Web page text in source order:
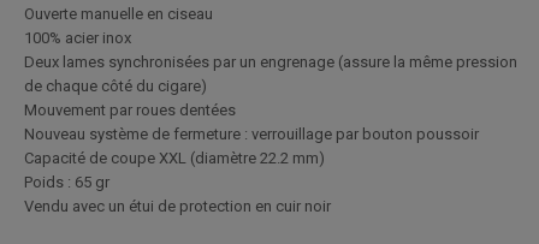
Ouverte manuelle en ciseau
100% acier inox
Deux lames synchronisées par un engrenage (assure la même pression
de chaque côté du cigare)
Mouvement par roues dentées
Nouveau système de fermeture : verrouillage par bouton poussoir
Capacité de coupe XXL (diamètre 22.2 mm)
Poids : 65 gr
Vendu avec un étui de protection en cuir noir